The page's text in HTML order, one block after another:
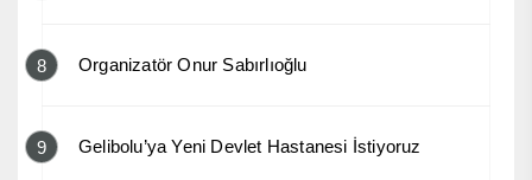
8 Organizatör Onur Sabırlıoğlu
9 Gelibolu’ya Yeni Devlet Hastanesi İstiyoruz